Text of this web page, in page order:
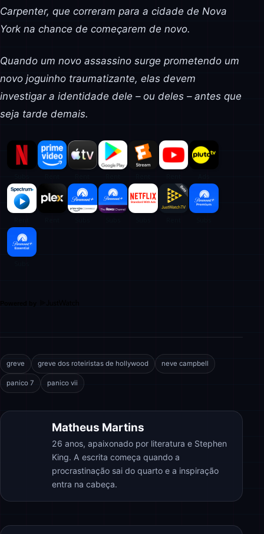
Carpenter, que correram para a cidade de Nova
York na chance de começarem de novo.
Quando um novo assassino surge prometendo um
novo joguinho traumatizante, elas devem
investigar a identidade dele – ou deles – antes que
seja tarde demais.
greve greve dos roteiristas de hollywood neve campbell
panico 7 panico vii
Matheus Martins
26 anos, apaixonado por literatura e Stephen
King. A escrita começa quando a
procrastinação sai do quarto e a inspiração
entra na cabeça.